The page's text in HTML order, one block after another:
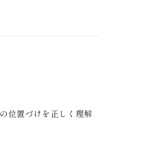
の位置づけを正しく理解